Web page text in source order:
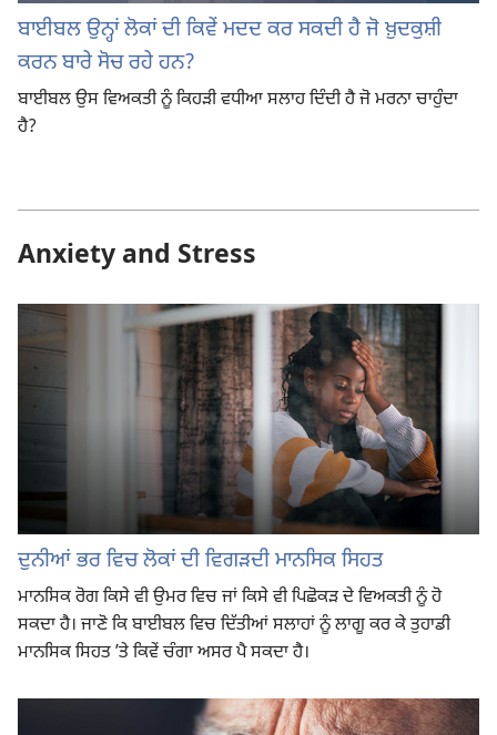
ਬਾਈਬਲ ਉਨ੍ਹਾਂ ਲੋਕਾਂ ਦੀ ਕਿਵੇਂ ਮਦਦ ਕਰ ਸਕਦੀ ਹੈ ਜੋ ਖ਼ੁਦਕੁਸ਼ੀ
ਕਰਨ ਬਾਰੇ ਸੋਚ ਰਹੇ ਹਨ?
ਬਾਈਬਲ ਉਸ ਵਿਅਕਤੀ ਨੂੰ ਕਿਹੜੀ ਵਧੀਆ ਸਲਾਹ ਦਿੰਦੀ ਹੈ ਜੋ ਮਰਨਾ ਚਾਹੁੰਦਾ
ਹੈ?
Anxiety and Stress
ਦੁਨੀਆਂ ਭਰ ਵਿਚ ਲੋਕਾਂ ਦੀ ਵਿਗੜਦੀ ਮਾਨਸਿਕ ਸਿਹਤ
ਮਾਨਸਿਕ ਰੋਗ ਕਿਸੇ ਵੀ ਉਮਰ ਵਿਚ ਜਾਂ ਕਿਸੇ ਵੀ ਪਿਛੋਕੜ ਦੇ ਵਿਅਕਤੀ ਨੂੰ ਹੋ
ਸਕਦਾ ਹੈ। ਜਾਣੋ ਕਿ ਬਾਈਬਲ ਵਿਚ ਦਿੱਤੀਆਂ ਸਲਾਹਾਂ ਨੂੰ ਲਾਗੂ ਕਰ ਕੇ ਤੁਹਾਡੀ
ਮਾਨਸਿਕ ਸਿਹਤ ʼਤੇ ਕਿਵੇਂ ਚੰਗਾ ਅਸਰ ਪੈ ਸਕਦਾ ਹੈ।